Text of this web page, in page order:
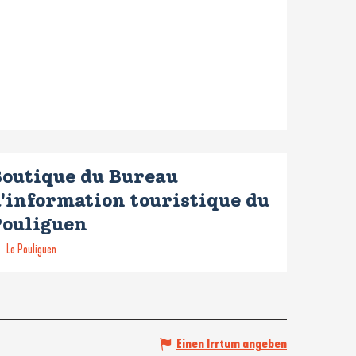
du Bureau
touristique du
Le Pouliguen
Einen Irrtum angeben